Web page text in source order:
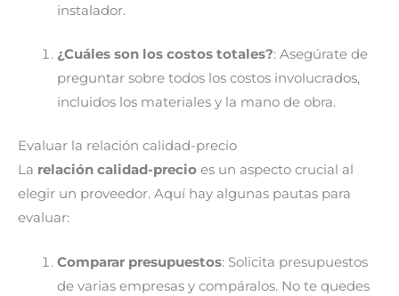
instalador.
¿Cuáles son los costos totales?: Asegúrate de
preguntar sobre todos los costos involucrados,
incluidos los materiales y la mano de obra.
Evaluar la relación calidad-precio
La relación calidad-precio es un aspecto crucial al
elegir un proveedor. Aquí hay algunas pautas para
evaluar:
Comparar presupuestos: Solicita presupuestos
de varias empresas y compáralos. No te quedes